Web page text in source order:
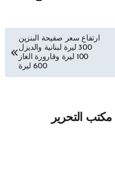
ارتفاع سعر صفيحة البنزين
300 ليرة لبنانية والديزل
100 ليرة وقارورة الغاز
600 ليرة
مكتب التحرير